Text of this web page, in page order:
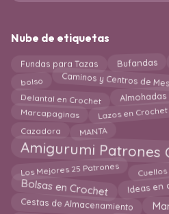
Nube de etiquetas
Fundas para Tazas Bufandas
bolso Caminos y Centros de
Delantal en Crochet Almohadas
Marcapaginas Lazos en Crochet
Cazadora
MANTA
Amigurumi Patrones
Los Mejores 25 Patrones
Bolsas en Crochet Ideas en
Cestas de Almacenamiento